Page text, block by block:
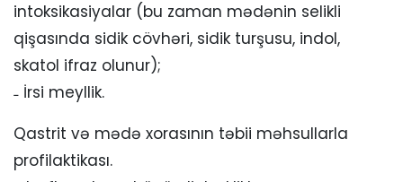
intoksikasiyalar (bu zaman mədənin selikli
qişasında sidik cövhəri, sidik turşusu, indol,
skatol ifraz olunur);
˗ İrsi meyllik.
Qastrit və mədə xorasının təbii məhsullarla
profilaktikası.